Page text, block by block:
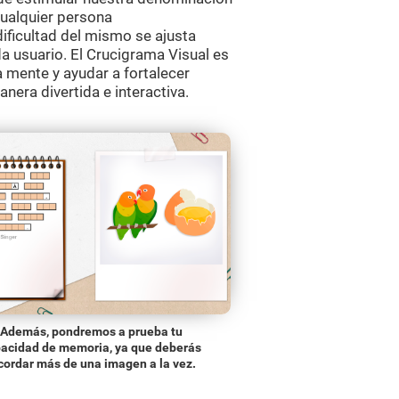
persona
del mismo se ajusta
usuario. El Crucigrama Visual es
y ayudar a fortalecer
divertida e interactiva.
Además, pondremos a prueba tu
de memoria, ya que deberás
más de una imagen a la vez.